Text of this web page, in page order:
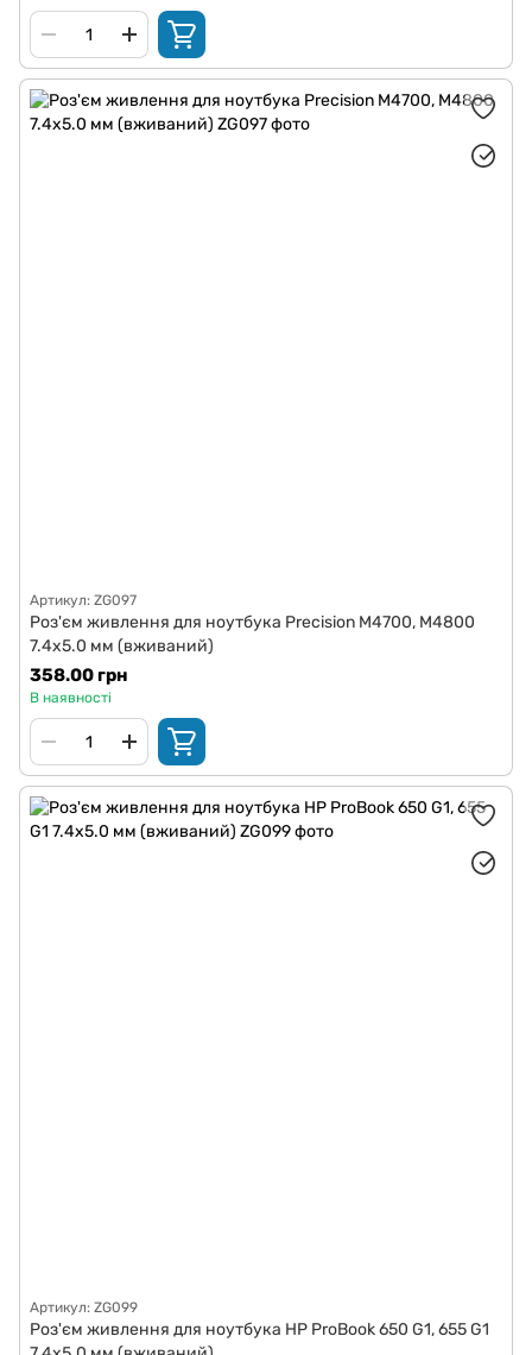
Артикул: ZG097
Роз'єм живлення для ноутбука Precision M4700, M4800
7.4x5.0 мм (вживаний)
358.00 грн
В наявності
Артикул: ZG099
Роз'єм живлення для ноутбука HP ProBook 650 G1, 655 G1